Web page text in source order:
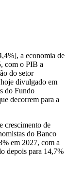
a economia de
com o PIB a
do setor
divulgado em
do Fundo
decorrem para a
crescimento de
do Banco
em 2027, com a
depois para 14,7%